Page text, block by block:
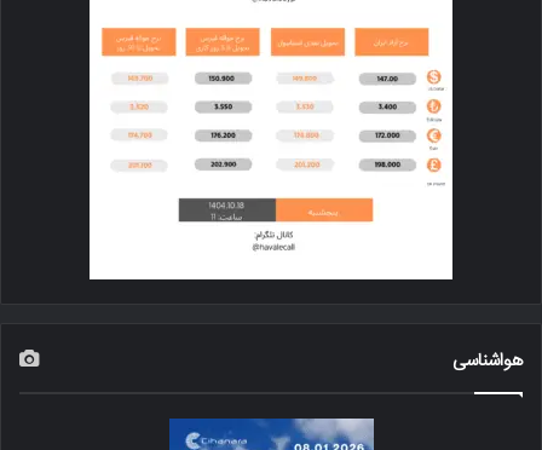
هواشناسی